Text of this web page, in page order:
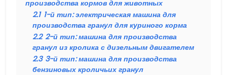
производства кормов для животных
2.1 1-й тип: электрическая машина для
производства гранул для куриного корма
2.2 2-й тип: машина для производства
гранул из кролика с дизельным двигателем
2.3 3-й тип: машина для производства
бензиновых кроличьих гранул